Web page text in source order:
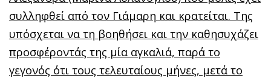
συλληφθεί από τον Γιάμαρη και κρατείται. Της
υπόσχεται να τη βοηθήσει και την καθησυχάζει
προσφέροντάς της μία αγκαλιά, παρά το
γεγονός ότι τους τελευταίους μήνες, μετά το